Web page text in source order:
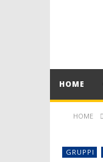
HOME
HOME
GRUPPI